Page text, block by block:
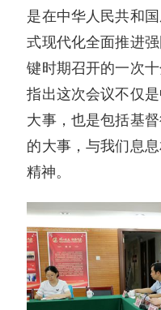
是在中华人民共和
式现代化全面推进
键时期召开的一次
指出这次会议不仅
大事，也是包括基
的大事，与我们息
精神。